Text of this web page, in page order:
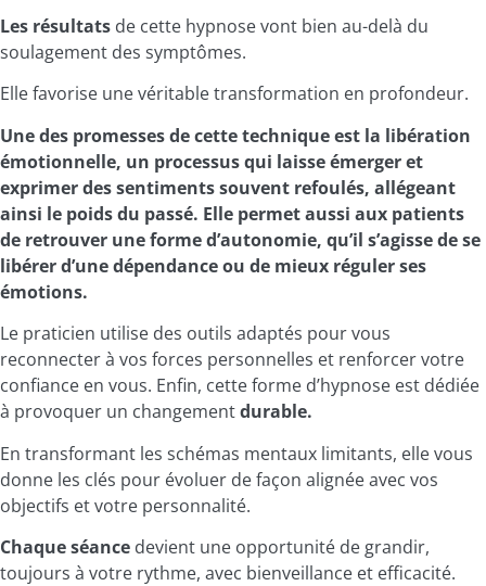
Les résultats de cette hypnose vont bien au-delà du
soulagement des symptômes.
Elle favorise une véritable transformation en profondeur.
Une des promesses de cette technique est la libération
émotionnelle, un processus qui laisse émerger et
exprimer des sentiments souvent refoulés, allégeant
ainsi le poids du passé. Elle permet aussi aux patients
de retrouver une forme d’autonomie, qu’il s’agisse de se
libérer d’une dépendance ou de mieux réguler ses
émotions.
Le praticien utilise des outils adaptés pour vous
reconnecter à vos forces personnelles et renforcer votre
confiance en vous. Enfin, cette forme d’hypnose est dédiée
à provoquer un changementdurable.
En transformant les schémas mentaux limitants, elle vous
donne les clés pour évoluer de façon alignée avec vos
objectifs et votre personnalité.
Chaque séance devient une opportunité de grandir,
toujours à votre rythme, avec bienveillance et efficacité.